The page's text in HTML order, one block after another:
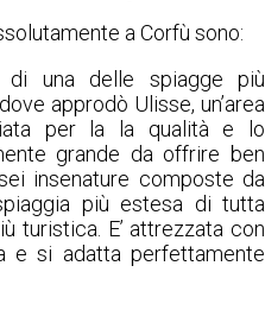
a Corfù sono:
una delle spiagge più
approdò Ulisse, un’area
per la la qualità e lo
grande da offrire ben
insenature composte da
più estesa di tutta
turistica. E’ attrezzata con
e si adatta perfettamente